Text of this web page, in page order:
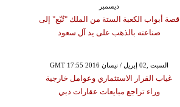
ديسمبر
قصة أبواب الكعبة الستة من الملك "تُبّع" إلى
صناعته بالذهب على يد آل سعود
GMT 17:55 2016 السبت ,02 إبريل / نيسان
غياب القرار الاستثماري وعوامل خارجية
وراء تراجع مبايعات عقارات دبي